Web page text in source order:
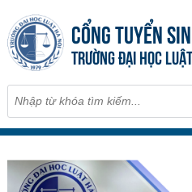
CỔNG TUYỂN
TRƯỜNG ĐẠI HỌC